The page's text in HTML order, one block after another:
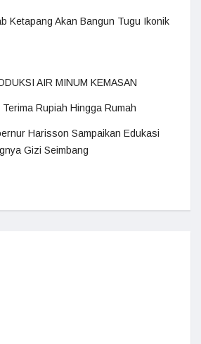
Ketapang Akan Bangun Tugu Ikonik
AIR MINUM KEMASAN
Rupiah Hingga Rumah
Harisson Sampaikan Edukasi
Gizi Seimbang